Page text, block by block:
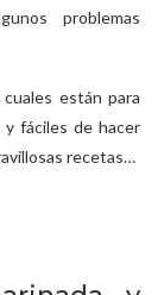
problemas
están para
fáciles de hacer
recetas…